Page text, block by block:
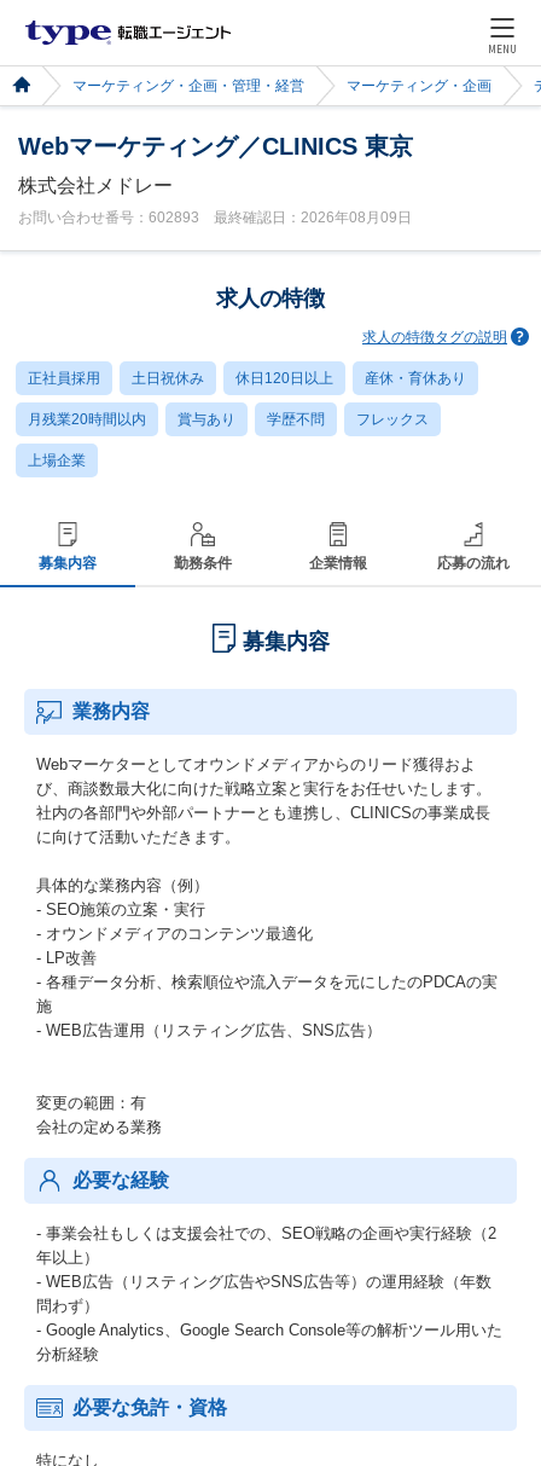
MENU
マーケティング・企画・管理・経営 マーケティング・企画
Webマーケティング／CLINICS 東京
株式会社メドレー
お問い合わせ番号：602893 最終確認日：2026年08月09日
求人の特徴
求人の特徴タグの説明
正社員採用 土日祝休み 休日120日以上 産休・育休あり
月残業20時間以内 賞与あり 学歴不問 フレックス
上場企業
募集内容 勤務条件 企業情報 応募の流れ
募集内容
業務内容
Webマーケターとしてオウンドメディアからのリード獲得およ
び、商談数最大化に向けた戦略立案と実行をお任せいたします。
社内の各部門や外部パートナーとも連携し、CLINICSの事業成長
に向けて活動いただきます。
具体的な業務内容（例）
- SEO施策の立案・実行
- オウンドメディアのコンテンツ最適化
- LP改善
- 各種データ分析、検索順位や流入データを元にしたのPDCAの実
施
- WEB広告運用（リスティング広告、SNS広告）
変更の範囲：有
会社の定める業務
必要な経験
- 事業会社もしくは支援会社での、SEO戦略の企画や実行経験（2
年以上）
- WEB広告（リスティング広告やSNS広告等）の運用経験（年数
問わず）
- Google Analytics、Google Search Console等の解析ツール用いた
分析経験
必要な免許・資格
特になし